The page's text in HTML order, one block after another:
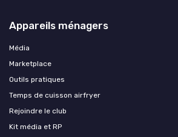
Appareils ménagers
Média
Marketplace
Outils pratiques
Temps de cuisson airfryer
Rejoindre le club
Kit média et RP